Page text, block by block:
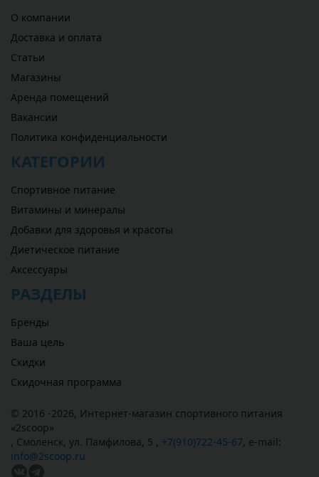
О компании
Доставка и оплата
Статьи
Магазины
Аренда помещений
Вакансии
Политика конфиденциальности
КАТЕГОРИИ
Спортивное питание
Витамины и минералы
Добавки для здоровья и красоты
Диетическое питание
Аксессуары
РАЗДЕЛЫ
Бренды
Ваша цель
Скидки
Скидочная программа
© 2016 -2026, Интернет-магазин спортивного питания
«2scoop»
, Смоленск, ул. Памфилова, 5 , +7(910)722-45-67, e-mail:
info@2scoop.ru